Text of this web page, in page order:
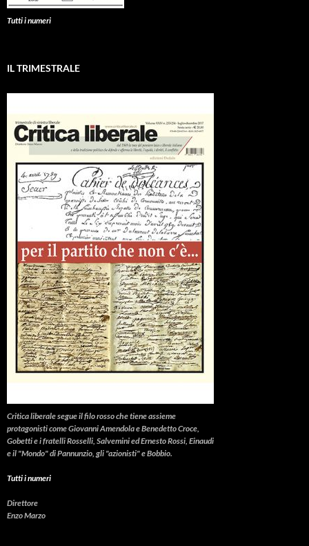
Tutti i numeri
IL TRIMESTRALE
Critica liberalesegue il filo rosso che tiene assieme
protagonisti come Giovanni Amendola e Benedetto Croce,
Gobetti e i fratelli Rosselli, Salvemini ed Ernesto Rossi, Einaudi
e il "Mondo" di Pannunzio, gli "azionisti" e Bobbio.
Tutti i numeri
Direttore
Enzo Marzo